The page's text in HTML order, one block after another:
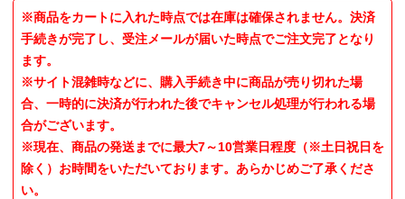
※商品をカートに入れた時点では在庫は確保されません。決済
手続きが完了し、受注メールが届いた時点でご注文完了となり
ます。
※サイト混雑時などに、購入手続き中に商品が売り切れた場
合、一時的に決済が行われた後でキャンセル処理が行われる場
合がございます。
※現在、商品の発送までに最大7～10営業日程度（※土日祝日を
除く）お時間をいただいております。あらかじめご了承くださ
い。